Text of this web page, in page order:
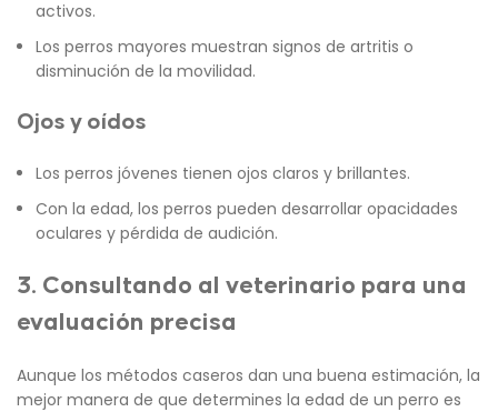
activos.
Los perros mayores muestran signos de artritis o
disminución de la movilidad.
Ojos y oídos
Los perros jóvenes tienen ojos claros y brillantes.
Con la edad, los perros pueden desarrollar opacidades
oculares y pérdida de audición.
3. Consultando al veterinario para una
evaluación precisa
Aunque los métodos caseros dan una buena estimación, la
mejor manera de que determines la edad de un perro es